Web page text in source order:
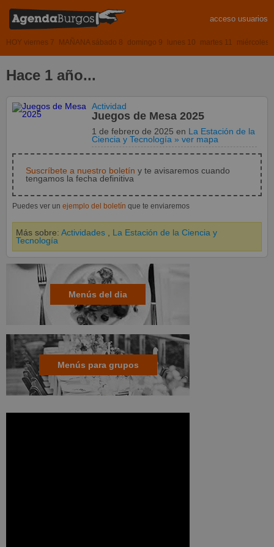
acceso usuarios
HOY viernes 7 MAÑANA sábado 8 domingo 9 lunes 10 martes 11 miércoles
Hace 1 año...
Actividad
Juegos de Mesa 2025
1 de febrero de 2025en
La Estación de la
Ciencia y Tecnología » ver mapa
Suscríbete a nuestro boletín y te avisaremos cuando
tengamos la fecha definitiva
Puedes ver un ejemplo del boletín que te enviaremos
Más sobre: Actividades
La Estación de la Ciencia y
Tecnología
Menús del dia
Menús para grupos